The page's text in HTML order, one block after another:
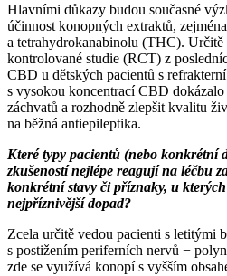
Hlavními důkazy budou současné
účinnost konopných extraktů,
a tetrahydrokanabinolu (THC).
kontrolované studie (RCT) z
CBD u dětských pacientů s
s vysokou koncentrací CBD
záchvatů a rozhodně zlepšit kvalitu
na běžná antiepileptika.
Které typy pacientů (nebo konkrétní
zkušeností nejlépe reagují na léčbu
konkrétní stavy či příznaky, u
nejpříznivější dopad?
Zcela určitě vedou pacienti s letitými
s postižením periferních nervů −⁠
zde se využívá konopí s vyšším